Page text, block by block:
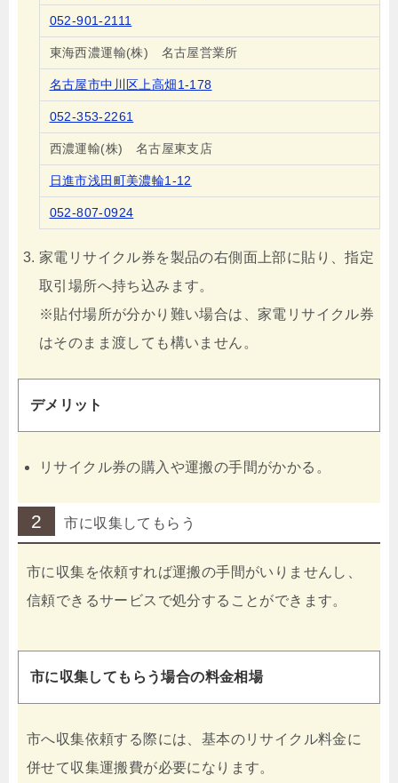
052-901-2111
東海西濃運輸(株) 名古屋営業所
名古屋市中川区上高畑1-178
052-353-2261
西濃運輸(株) 名古屋東支店
日進市浅田町美濃輪1-12
052-807-0924
家電リサイクル券を製品の右側面上部に貼り、指定
取引場所へ持ち込みます。
※貼付場所が分かり難い場合は、家電リサイクル券
はそのまま渡しても構いません。
デメリット
リサイクル券の購入や運搬の手間がかかる。
2 市に収集してもらう
市に収集を依頼すれば運搬の手間がいりませんし、
信頼できるサービスで処分することができます。
市に収集してもらう場合の料金相場
市へ収集依頼する際には、基本のリサイクル料金に
併せて収集運搬費が必要になります。